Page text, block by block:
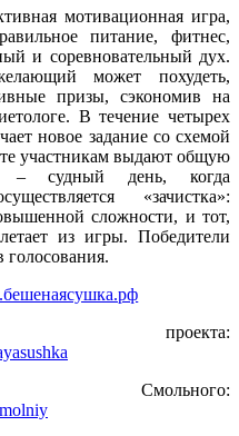
мотивационная игра,
питание, фитнес,
и соревновательный дух.
может похудеть,
призы, сэкономив на
В течение четырех
новое задание со схемой
участникам выдают общую
– судный день, когда
«зачистка»:
сложности, и тот,
из игры. Победители
голосования.
проекта:
Смольного: